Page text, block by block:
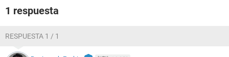
1 respuesta
RESPUESTA 1 / 1